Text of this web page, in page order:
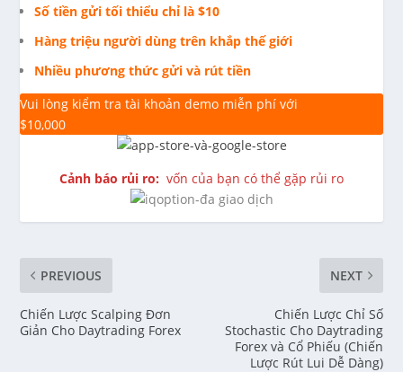
Số tiền gửi tối thiểu chỉ là $10
Hàng triệu người dùng trên khắp thế giới
Nhiều phương thức gửi và rút tiền
Vui lòng kiểm tra tài khoản demo miễn phí với
$10,000
Cảnh báo rủi ro: vốn của bạn có thể gặp rủi ro
PREVIOUS
Chiến Lược Scalping Đơn
Giản Cho Daytrading Forex
NEXT
Chiến Lược Chỉ Số
Stochastic Cho Daytrading
Forex và Cổ Phiếu (Chiến
Lược Rút Lui Dễ Dàng)